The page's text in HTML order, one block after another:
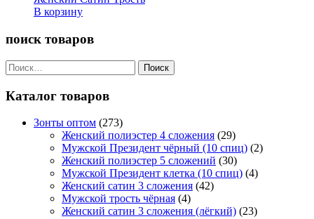
В корзину
поиск товаров
Найти:
Каталог товаров
Зонты оптом (273)
Женский полиэстер 4 сложения (29)
Мужской Президент чёрный (10 спиц) (2)
Женский полиэстер 5 сложений (30)
Мужской Президент клетка (10 спиц) (4)
Женский сатин 3 сложения (42)
Мужской трость чёрная (4)
Женский сатин 3 сложения (лёгкий) (23)